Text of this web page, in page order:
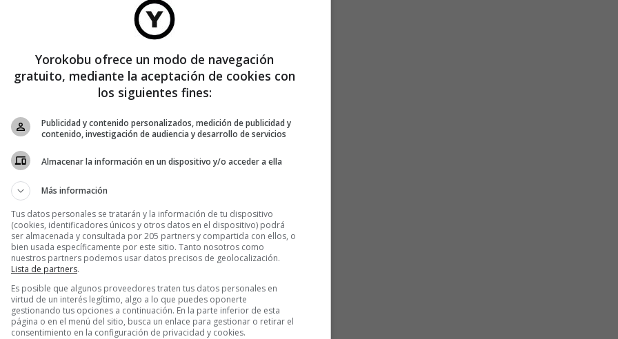
ya las has visto, pero solo ha habido una buena con
y musculado con los brazos
con gesto épico y mirada perdida es sinónimo de «pon
(incluye grandes catástrofes).
están hechos con
los pixeles fallidos antes que el
Yorokobu ofrece un modo de navegación
gratuito, mediante la aceptación de cookies con
los siguientes fines:
Publicidad y contenido personalizados, medición de publicidad y
contenido, investigación de audiencia y desarrollo de servicios
Almacenar la información en un dispositivo y/o acceder a ella
Más información
Tus datos personales se tratarán y la información de tu dispositivo
(cookies, identificadores únicos y otros datos en el dispositivo) podrá
ser almacenada y consultada por 205 partners y compartida con ellos, o
bien usada específicamente por este sitio. Tanto nosotros como
nuestros partners podemos usar datos precisos de geolocalización.
Lista de partners.
Es posible que algunos proveedores traten tus datos personales en
virtud de un interés legítimo, algo a lo que puedes oponerte
gestionando tus opciones a continuación. En la parte inferior de esta
página o en el menú del sitio, busca un enlace para gestionar o retirar el
consentimiento en la configuración de privacidad y cookies.